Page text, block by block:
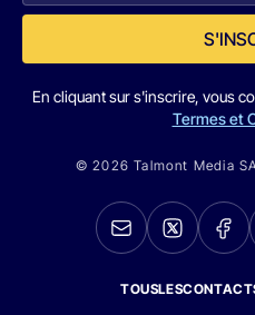
En cliquant sur s'inscrire, vous
Termes et
© 2026 Talmont Media